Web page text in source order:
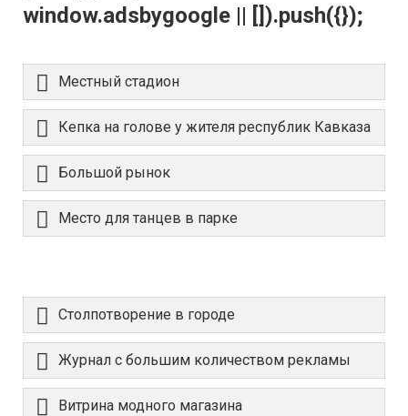
window.adsbygoogle || []).push({});
Местный стадион
Кепка на голове у жителя республик Кавказа
Большой рынок
Место для танцев в парке
Столпотворение в городе
Журнал с большим количеством рекламы
Витрина модного магазина